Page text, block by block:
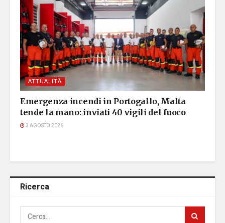
ATTUALITÀ
Emergenza incendi in Portogallo, Malta
tende la mano: inviati 40 vigili del fuoco
3 AGOSTO 2026
Ricerca